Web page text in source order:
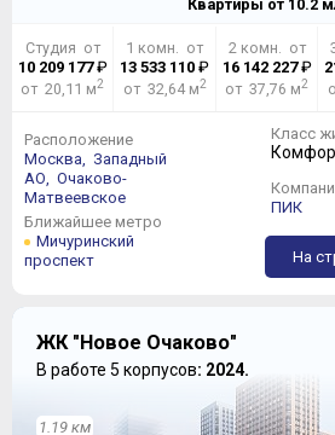
Квартиры от 10.2
Студия от
10 209 177₽
от 20,11 м2
1 комн. от
13 533 110 ₽
от 32,64 м2
2 комн. от
16 142 227₽
от 37,76 м2
Расположение
Москва, Западный
АО, Очаково-
Матвеевское
Ближайшее метро
Мичуринский
проспект
Класс
ПИК
На
ЖК "Новое Очаково"
В работе 5 корпусов: 2024.
1.19 км